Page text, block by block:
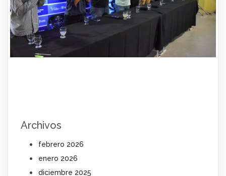
Archivos
febrero 2026
enero 2026
diciembre 2025